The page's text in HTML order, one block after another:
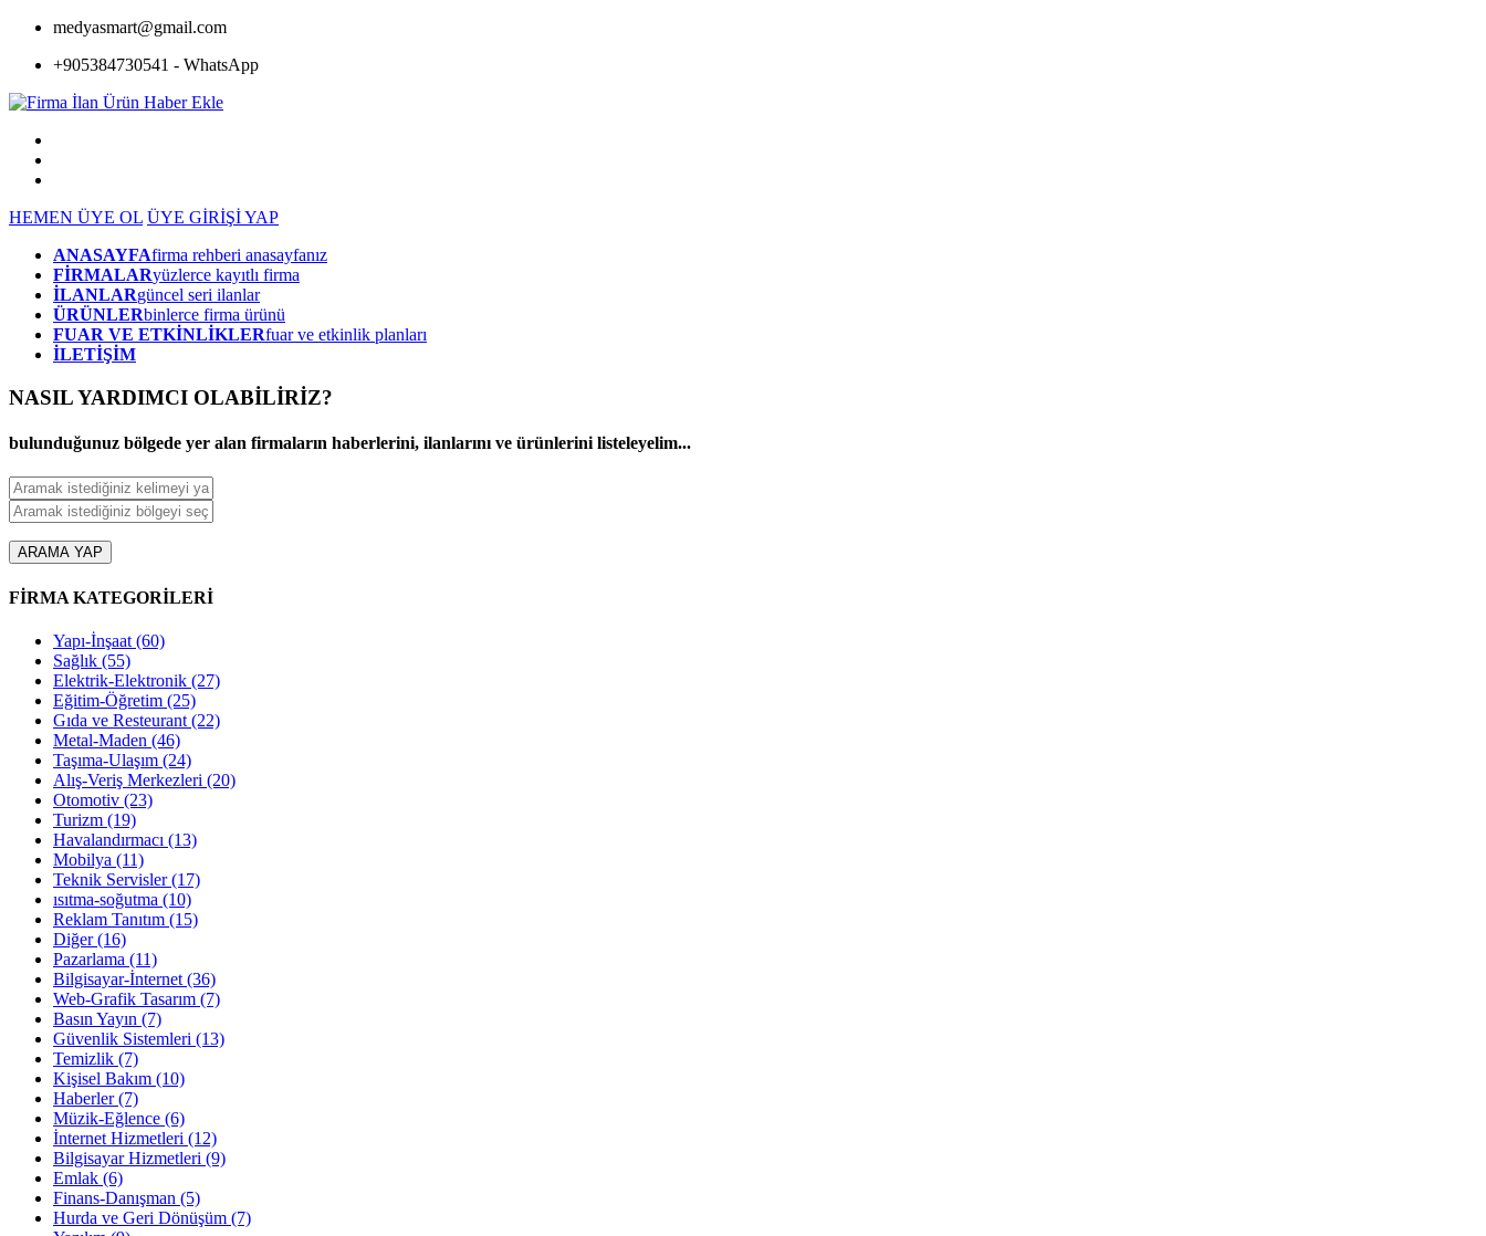
medyasmart@gmail.com
+905384730541 - WhatsApp
HEMEN ÜYE OL ÜYE GİRİŞİ YAP
ANASAYFAfirma rehberi anasayfanız
FİRMALARyüzlerce kayıtlı firma
İLANLARgüncel seri ilanlar
ÜRÜNLERbinlerce firma ürünü
FUAR VE ETKİNLİKLERfuar ve etkinlik planları
İLETİŞİM
NASIL YARDIMCI OLABİLİRİZ?
bulunduğunuz bölgede yer alan firmaların haberlerini, ilanlarını ve ürünlerini listeleyelim...
ARAMA YAP
FİRMA KATEGORİLERİ
Yapı-İnşaat (60)
Sağlık (55)
Elektrik-Elektronik (27)
Eğitim-Öğretim (25)
Gıda ve Resteurant (22)
Metal-Maden (46)
Taşıma-Ulaşım (24)
Alış-Veriş Merkezleri (20)
Otomotiv (23)
Turizm (19)
Havalandırmacı (13)
Mobilya (11)
Teknik Servisler(17)
ısıtma-soğutma (10)
Reklam Tanıtım (15)
Diğer(16)
Pazarlama (11)
Bilgisayar-İnternet (36)
Web-Grafik Tasarım (7)
Basın Yayın (7)
Güvenlik Sistemleri (13)
Temizlik (7)
Kişisel Bakım (10)
Haberler(7)
Müzik-Eğlence (6)
İnternet Hizmetleri (12)
Bilgisayar Hizmetleri (9)
Emlak (6)
Finans-Danışman (5)
Hurda ve Geri Dönüşüm (7)